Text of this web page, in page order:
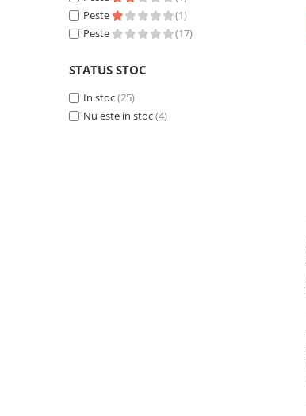
Tub antitangle
Pescuit la Feeder
Echipament de bază
Mulinete feeder
Peste
(1)
Peste
(17)
STATUS STOC
In stoc(25)
Nu este in stoc(4)